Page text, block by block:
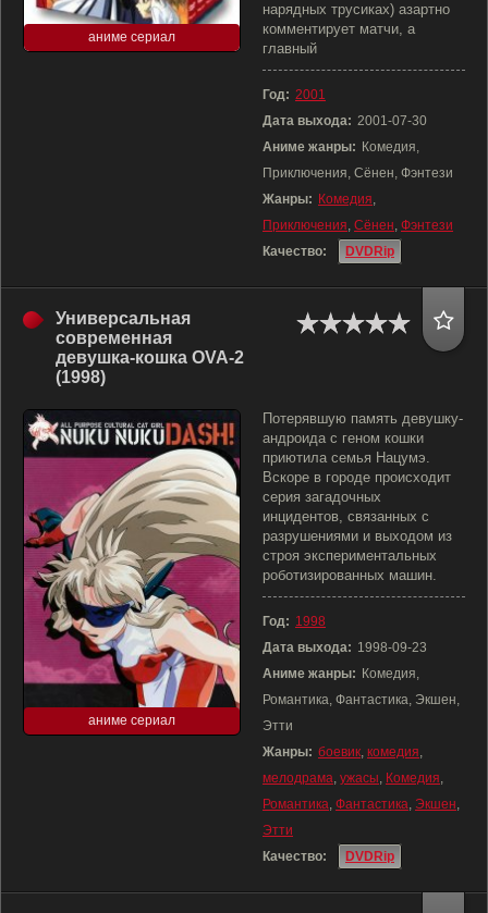
аниме сериал
нарядных трусиках) азартно
комментирует матчи, а
главный
Год: 2001
Дата выхода: 2001-07-30
Аниме жанры: Комедия,
Приключения, Сёнен, Фэнтези
Жанры: Комедия,
Приключения, Сёнен, Фэнтези
Качество:
DVDRip
Универсальная
современная
девyшка-кошка OVA-2
(1998)
аниме сериал
Потерявшую память девушку-
андроида с геном кошки
приютила семья Нацумэ.
Вскоре в городе происходит
серия загадочных
инцидентов, связанных с
разрушениями и выходом из
строя экспериментальных
роботизированных машин.
Год: 1998
Дата выхода: 1998-09-23
Аниме жанры: Комедия,
Романтика, Фантастика, Экшен,
Этти
Жанры: боевик, комедия,
мелодрама, ужасы, Комедия,
Романтика, Фантастика, Экшен,
Этти
Качество:
DVDRip